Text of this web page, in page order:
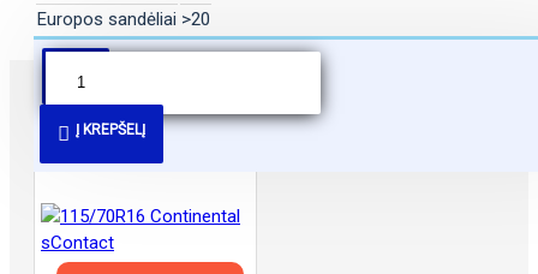
Europos sandėliai >20
Į KREPŠELĮ
PANAŠŪS PASIŪLYMAI